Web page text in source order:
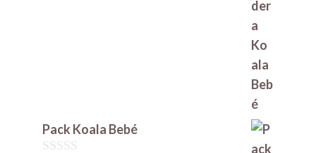
Pack Koala Bebé